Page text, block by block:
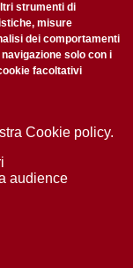
del 18 giugno
strumenti di
misure
dei comportamenti
solo con i
facoltativi
Cookie policy.
audience